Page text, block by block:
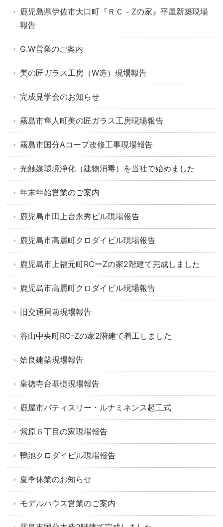
鹿児島県伊佐市大口町『ＲＣ－Zの家』平屋新築現場
報告
G.W営業のご案内
美の匠ガラス工房（W造）現場報告
完成見学会のお知らせ
霧島市隼人町美の匠ガラス工房現場報告
霧島市国分Aコープ改修工事現場報告
光触媒環境浄化（建物消毒）を当社で始めました
年末年始営業のご案内
鹿児島市田上台永秀ビル現場報告
鹿児島市高麗町クロダイビル現場報告
鹿児島市上福元町RCーZの家2階建て完成しました
鹿児島市高麗町クロダイビル現場報告
旧交通局前現場報告
谷山中央町RC-Zの家2階建て着工しました
姶良建築現場報告
皇徳寺台基礎現場報告
鹿屋市パティスリー・ルナミネンス起工式
紫原６丁目の家現場報告
鴨池クロダイビル現場報告
夏季休業のお知らせ
モデルハウス営業のご案内